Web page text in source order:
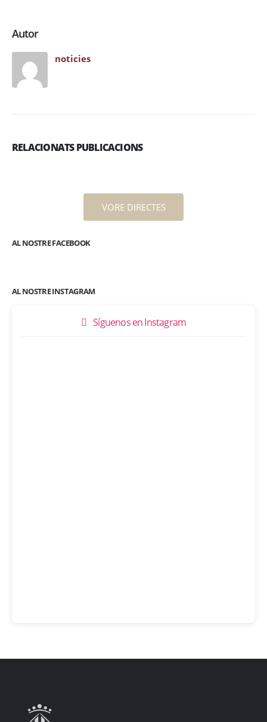
Autor
noticies
RELACIONATS PUBLICACIONS
VORE DIRECTES
AL NOSTRE FACEBOOK
AL NOSTRE INSTAGRAM
Síguenos en Instagram